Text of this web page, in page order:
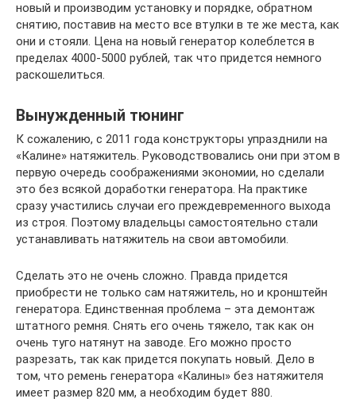
новый и производим установку и порядке, обратном
снятию, поставив на место все втулки в те же места, как
они и стояли. Цена на новый генератор колеблется в
пределах 4000-5000 рублей, так что придется немного
раскошелиться.
Вынужденный тюнинг
К сожалению, с 2011 года конструкторы упразднили на
«Калине» натяжитель. Руководствовались они при этом в
первую очередь соображениями экономии, но сделали
это без всякой доработки генератора. На практике
сразу участились случаи его преждевременного выхода
из строя. Поэтому владельцы самостоятельно стали
устанавливать натяжитель на свои автомобили.
Сделать это не очень сложно. Правда придется
приобрести не только сам натяжитель, но и кронштейн
генератора. Единственная проблема – эта демонтаж
штатного ремня. Снять его очень тяжело, так как он
очень туго натянут на заводе. Его можно просто
разрезать, так как придется покупать новый. Дело в
том, что ремень генератора «Калины» без натяжителя
имеет размер 820 мм, а необходим будет 880.